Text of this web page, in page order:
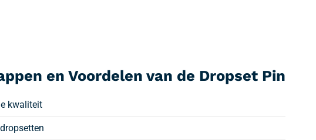
en Voordelen van de Dropset Pin
kwaliteit